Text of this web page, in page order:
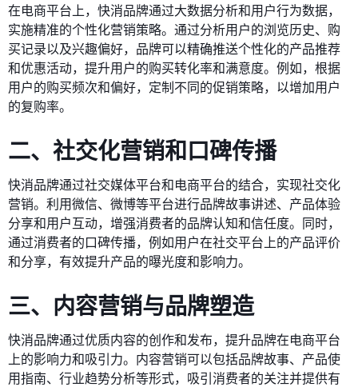
在电商平台上，快消品牌通过大数据分析和用户行为数据，
实施精准的个性化营销策略。通过分析用户的浏览历史、购
买记录以及兴趣偏好，品牌可以精确推送个性化的产品推荐
和优惠活动，提升用户的购买转化率和满意度。例如，根据
用户的购买频次和偏好，定制不同的促销策略，以增加用户
的复购率。
二、社交化营销和口碑传播
快消品牌通过社交媒体平台和电商平台的结合，实现社交化
营销。利用微信、微博等平台进行品牌故事讲述、产品体验
分享和用户互动，增强消费者的品牌认知和信任度。同时，
通过消费者的口碑传播，例如用户在社交平台上的产品评价
和分享，有效提升产品的曝光度和影响力。
三、内容营销与品牌塑造
快消品牌通过优质内容的创作和发布，提升品牌在电商平台
上的影响力和吸引力。内容营销可以包括品牌故事、产品使
用指南、行业趋势分析等形式，吸引消费者的关注并提供有